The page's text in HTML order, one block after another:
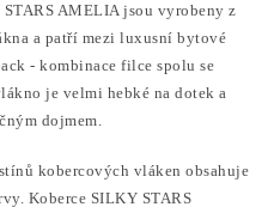
AMELIA jsou vyrobeny z
a patří mezi luxusní bytové
- kombinace filce spolu se
je velmi hebké na dotek a
dojmem.
kobercových vláken obsahuje
Koberce SILKY STARS